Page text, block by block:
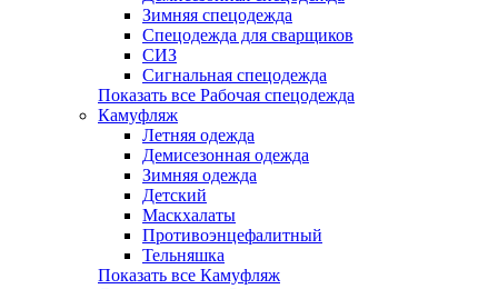
Зимняя спецодежда
Спецодежда для сварщиков
СИЗ
Сигнальная спецодежда
Показать все Рабочая спецодежда
Камуфляж
Летняя одежда
Демисезонная одежда
Зимняя одежда
Детский
Маскхалаты
Противоэнцефалитный
Тельняшка
Показать все Камуфляж